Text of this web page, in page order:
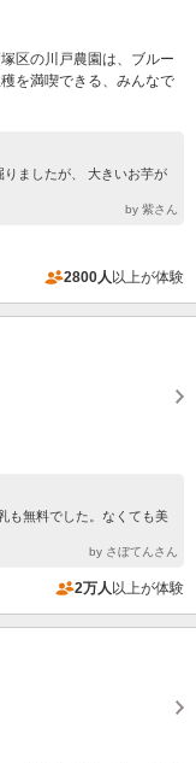
区の川戸農園は、ブルー
を満喫できる、みんなで
ましたが、 大きいお芋が
by 紫さん
2800人 以上が体験
も無料でした。なくても美
by さぼてんさん
2万人 以上が体験